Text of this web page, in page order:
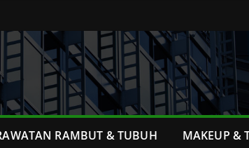
RAMBUT & TUBUH MAKEUP &